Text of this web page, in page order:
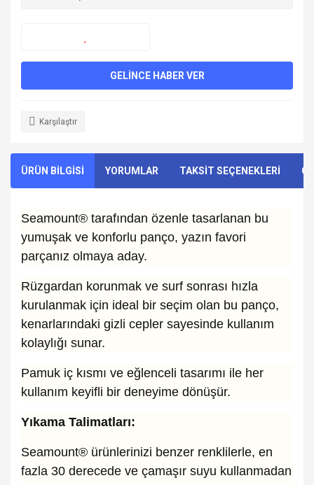
GELİNCE HABER VER
Karşılaştır
ÜRÜN BİLGİSİ YORUMLAR TAKSİT SEÇENEKLERİ
Seamount® tarafından özenle tasarlanan bu
yumuşak ve konforlu panço, yazın favori
parçanız olmaya aday.
Rüzgardan korunmak ve surf sonrası hızla
kurulanmak için ideal bir seçim olan bu panço,
kenarlarındaki gizli cepler sayesinde kullanım
kolaylığı sunar.
Pamuk iç kısmı ve eğlenceli tasarımı ile her
kullanım keyifli bir deneyime dönüşür.
Yıkama Talimatları:
Seamount® ürünlerinizi benzer renklilerle, en
fazla 30 derecede ve çamaşır suyu kullanmadan